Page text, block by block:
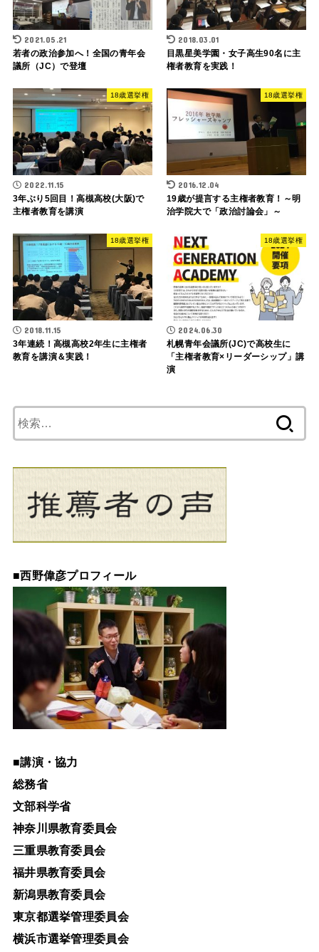
2021.05.21
若者の政治参加へ！全国の青年会
議所（JC）で登壇
2018.03.01
目黒星美学園・女子高生90名に主
権者教育を実践！
18歳選挙権
2022.11.15
3年ぶり5回目！高槻高校(大阪)で
主権者教育を講演
18歳選挙権
2016.12.04
19歳が提言する主権者教育！～明
治学院大で「政治討論会」～
18歳選挙権
2018.11.15
3年連続！高槻高校2年生に主権者
教育を講演＆実践！
18歳選挙権
2024.06.30
札幌青年会議所(JC)で高校生に
「主権者教育×リーダーシップ」講
演
索:
■西野偉彦プロフィール
■講演・協力
総務省
文部科学省
神奈川県教育委員会
三重県教育委員会
福井県教育委員会
新潟県教育委員会
東京都選挙管理委員会
横浜市選挙管理委員会